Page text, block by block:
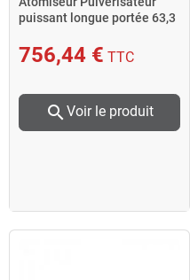
puissant longue portée 63,3
756,44 € TTC
search Voir le produit